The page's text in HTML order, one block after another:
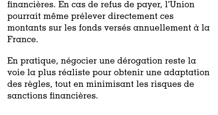
financières. En cas de refus de payer, l’Union
pourrait même prélever directement ces
montants sur les fonds versés annuellement à la
France.
En pratique, négocier une dérogation reste la
voie la plus réaliste pour obtenir une adaptation
des règles, tout en minimisant les risques de
sanctions financières.